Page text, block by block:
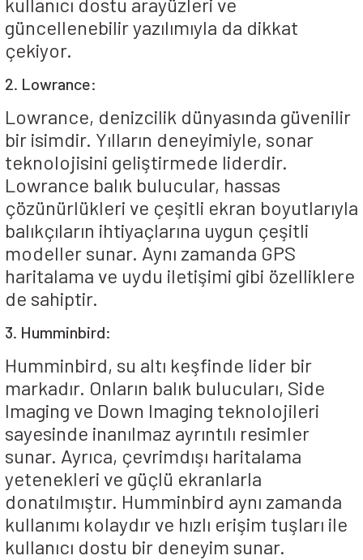
kullanıcı dostu arayüzleri ve
güncellenebilir yazılımıyla da dikkat
çekiyor.
2. Lowrance:
Lowrance, denizcilik dünyasında güvenilir
bir isimdir. Yılların deneyimiyle, sonar
teknolojisini geliştirmede liderdir.
Lowrance balık bulucular, hassas
çözünürlükleri ve çeşitli ekran boyutlarıyla
balıkçıların ihtiyaçlarına uygun çeşitli
modeller sunar. Aynı zamanda GPS
haritalama ve uydu iletişimi gibi özelliklere
de sahiptir.
3. Humminbird:
Humminbird, su altı keşfinde lider bir
markadır. Onların balık bulucuları, Side
Imaging ve Down Imaging teknolojileri
sayesinde inanılmaz ayrıntılı resimler
sunar. Ayrıca, çevrimdışı haritalama
yetenekleri ve güçlü ekranlarla
donatılmıştır. Humminbird aynı zamanda
kullanımı kolaydır ve hızlı erişim tuşları ile
kullanıcı dostu bir deneyim sunar.